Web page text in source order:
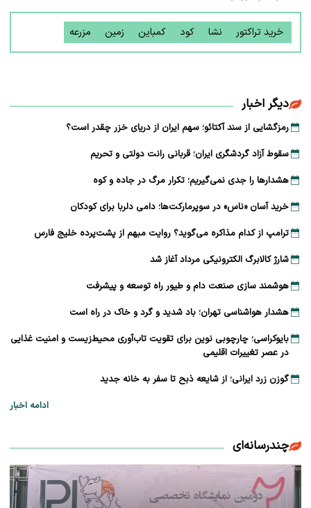
خرید تراکتور نشا کود کمباین زمین مزرعه
دیگر اخبار
رمزگشایی از سند آکتائو؛ سهم ایران از دریای خزر چقدر است؟
سقوط آزاد گردشگری ایران؛ قربانی رانت دولتی و تحریم
هشدارها را جدی نمی‌گیریم؛ تکرار مرگ در جاده و کوه
خرید آسان «ناس» در سوپرمارکت‌ها؛ دامی دلربا برای کودکان
ترامپ از کدام مذاکره می‌گوید؟ روایت مبهم از پشت‌پرده خلیج فارس
شارژ کالابرگ الکترونیکی مرداد آغاز شد
هوشمند سازی صنعت دام و طیور راه توسعه و پیشرفت
هشدار هواشناسی تهران؛ باد شدید و گرد و خاک در راه است
بایوکراسی؛ چارچوبی نوین برای تقویت تاب‌آوری محیط‌زیست و امنیت غذایی
در عصر تغییرات اقلیمی
گوزن زرد ایرانی؛ از شایعه ذبح تا سفر به خانه جدید
ادامه اخبار
چندرسانه‌ای